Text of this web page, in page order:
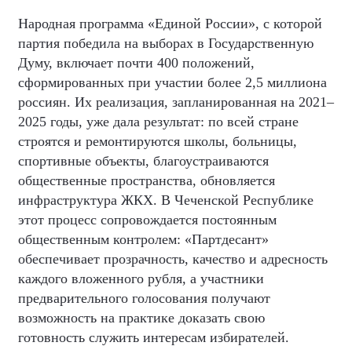
Народная программа «Единой России», с которой
партия победила на выборах в Государственную
Думу, включает почти 400 положений,
сформированных при участии более 2,5 миллиона
россиян. Их реализация, запланированная на 2021–
2025 годы, уже дала результат: по всей стране
строятся и ремонтируются школы, больницы,
спортивные объекты, благоустраиваются
общественные пространства, обновляется
инфраструктура ЖКХ. В Чеченской Республике
этот процесс сопровождается постоянным
общественным контролем: «Партдесант»
обеспечивает прозрачность, качество и адресность
каждого вложенного рубля, а участники
предварительного голосования получают
возможность на практике доказать свою
готовность служить интересам избирателей.